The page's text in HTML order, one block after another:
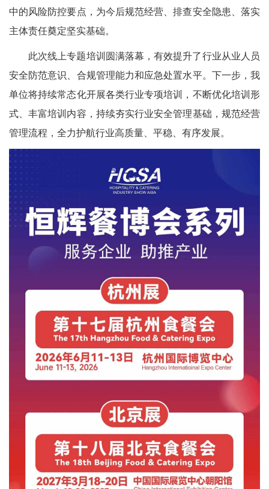
中的风险防控要点，为今后规范经营、排查安全隐患、落实
主体责任奠定坚实基础。
此次线上专题培训圆满落幕，有效提升了行业从业人员
安全防范意识、合规管理能力和应急处置水平。下一步，我
单位将持续常态化开展各类行业专项培训，不断优化培训形
式、丰富培训内容，持续夯实行业安全管理基础，规范经营
管理流程，全力护航行业高质量、平稳、有序发展。